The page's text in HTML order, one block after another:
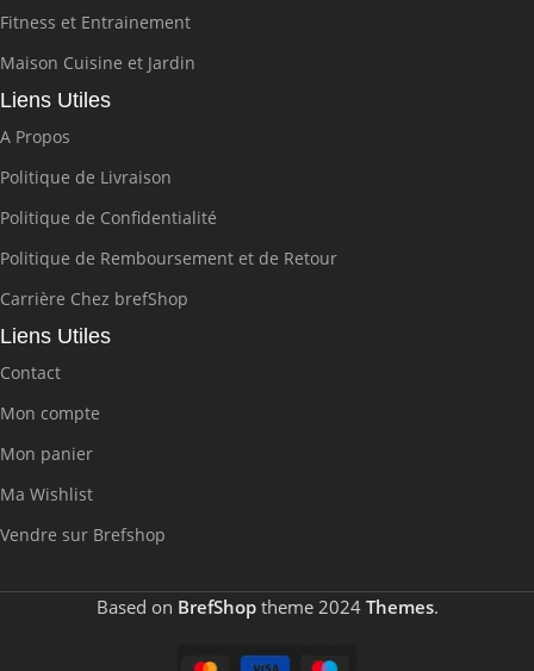
Fitness et Entrainement
Maison Cuisine et Jardin
Liens Utiles
A Propos
Politique de Livraison
Politique de Confidentialité
Politique de Remboursement et de Retour
Carrière Chez brefShop
Liens Utiles
Contact
Mon compte
Mon panier
Ma Wishlist
Vendre sur Brefshop
Based on BrefShoptheme2024 Themes.